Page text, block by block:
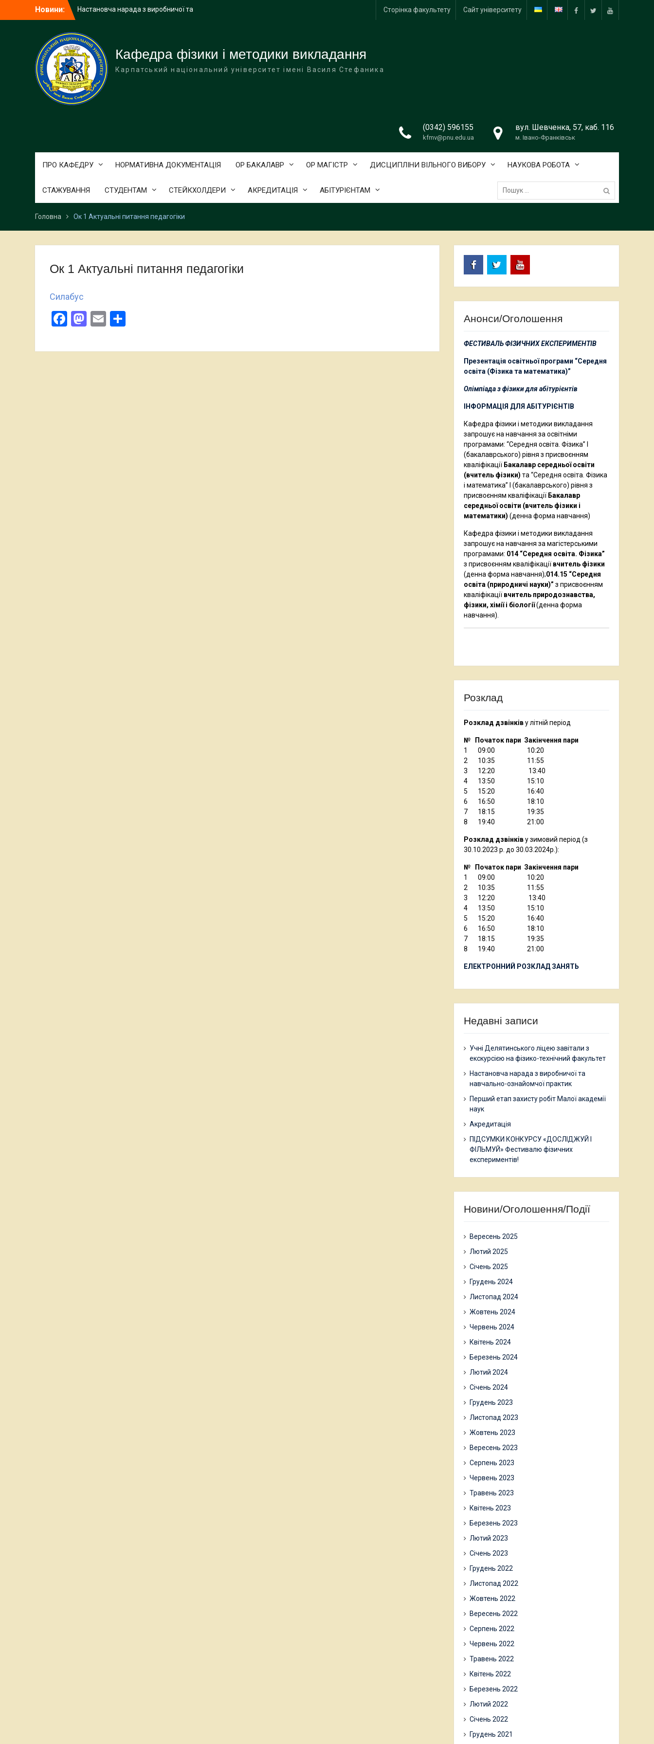
Новини:
Настановча нарада з виробничої та
академії наук
Учні Делятинського ліцею завітали з
екскурсією на фізико-технічний
факультет
FacebookTwitter Youtube
Сторінка факультету Сайт університету
Кафедра фізики і методики викладання
Карпатський національний університет імені Василя Стефаника
(0342) 596155
kfmv@pnu.edu.ua
вул. Шевченка, 57, каб. 116
м. Івано-Франківськ
ПРО КАФЕДРУ НОРМАТИВНА ДОКУМЕНТАЦІЯ ОР БАКАЛАВР ОР МАГІСТР ДИСЦИПЛІНИ ВІЛЬНОГО ВИБОРУ НАУКОВА РОБОТА
СТАЖУВАННЯ СТУДЕНТАМ СТЕЙКХОЛДЕРИ АКРЕДИТАЦІЯ АБІТУРІЄНТАМ
Пошук:
Головна Ок 1 Актуальні питання педагогіки
Ок 1 Актуальні питання педагогіки
Силабус
Facebook
Mastodon
Email Анонси/Оголошення
ФЕСТИВАЛЬ ФІЗИЧНИХ ЕКСПЕРИМЕНТІВ
Презентація освітньої програми “Середня
освіта (Фізика та математика)”
Олімпіада з фізики для абітурієнтів
ІНФОРМАЦІЯ ДЛЯ АБІТУРІЄНТІВ
Кафедра фізики і методики викладання
запрошує на навчання за освітніми
програмами: “Середня освіта. Фізика” І
(бакалаврського) рівня з присвоєнням
кваліфікації Бакалавр середньої освіти
(вчитель фізики) та “Середня освіта. Фізика
і математика” І (бакалаврського) рівня з
присвоєнням кваліфікації Бакалавр
середньої освіти (вчитель фізики і
математики) (денна форма навчання)
Кафедра фізики і методики викладання
запрошує на навчання за магістерськими
програмами: 014 “Середня освіта. Фізика”
з присвоєнням кваліфікації вчитель фізики
(денна форма навчання);014.15 “Середня
освіта (природничі науки)” з присвоєнням
кваліфікації вчитель природознавства,
фізики, хімії і біології(денна форма
навчання).
Розклад
Розклад дзвінківу літній період
№ Початок пари Закінчення пари
1 09:00 10:20
2 10:35 11:55
3 12:20 13:40
4 13:50 15:10
5 15:20 16:40
6 16:50 18:10
7 18:15 19:35
8 19:40 21:00
Розклад дзвінківу зимовий період (з
30.10.2023 р. до 30.03.2024р.):
№ Початок пари Закінчення пари
1 09:00 10:20
2 10:35 11:55
3 12:20 13:40
4 13:50 15:10
5 15:20 16:40
6 16:50 18:10
7 18:15 19:35
8 19:40 21:00
ЕЛЕКТРОННИЙ РОЗКЛАД ЗАНЯТЬ
Недавні записи
Учні Делятинського ліцею завітали з
екскурсією на фізико-технічний факультет
Настановча нарада з виробничої та
навчально-ознайомчої практик
Перший етап захисту робіт Малої академії
наук
Акредитація
ПІДСУМКИ КОНКУРСУ «ДОСЛІДЖУЙ І
ФІЛЬМУЙ» Фестивалю фізичних
експериментів!
Новини/Оголошення/Події
Вересень 2025
Лютий 2025
Січень 2025
Грудень 2024
Листопад 2024
Жовтень 2024
Червень 2024
Квітень 2024
Березень 2024
Лютий 2024
Січень 2024
Грудень 2023
Листопад 2023
Жовтень 2023
Вересень 2023
Серпень 2023
Червень 2023
Травень 2023
Квітень 2023
Березень 2023
Лютий 2023
Січень 2023
Грудень 2022
Листопад 2022
Жовтень 2022
Вересень 2022
Серпень 2022
Червень 2022
Травень 2022
Квітень 2022
Березень 2022
Лютий 2022
Січень 2022
Грудень 2021